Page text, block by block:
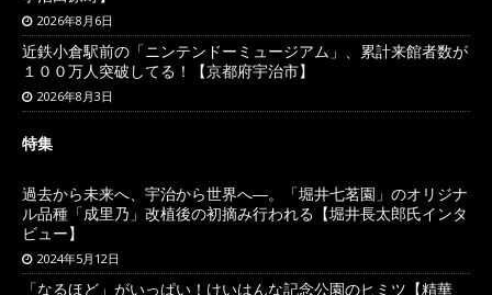
2026年8月6日
近鉄小倉駅前の「ニンテンドーミュージアム」、累計来館者数が
１００万人突破してる！【京都府宇治市】
2026年8月3日
特集
過去から未来へ、宇治から世界へ―。「堀井七茗園」のオリジナ
ル品種「成里乃」改植後の初摘み行われる【堀井長太郎氏インタ
ビュー】
2024年5月12日
「なるほど」がいっぱい！けいはんな記念公園のヒミツ【精華